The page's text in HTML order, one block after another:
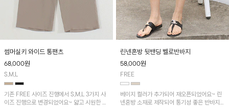
썸머실키 와이드 통팬츠
68,000원
S,M,L
기존 FREE 사이즈 진행에서 S,M,L 3가지 사
이즈 진행으로 변경되었어요~ 얇고 시원한 원
린넨혼방 뒷밴딩 벨로반바지
58,000원
FREE
베이지 컬러가 추가되어 재오픈되었어요~ 린
넨혼방 소재로 제작되어 통기성 좋은 반바지입